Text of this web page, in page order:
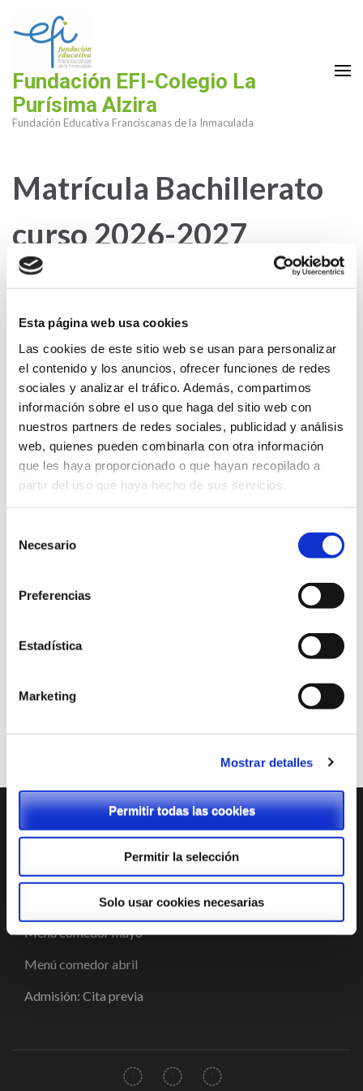
Esta página web usa cookies
Las cookies de este sitio web se usan para personalizar
el contenido y los anuncios, ofrecer funciones de redes
sociales y analizar el tráfico. Además, compartimos
información sobre el uso que haga del sitio web con
nuestros partners de redes sociales, publicidad y análisis
web, quienes pueden combinarla con otra información
que les haya proporcionado o que hayan recopilado a
partir del uso que haya hecho de sus servicios.
Necesario
Preferencias
Estadística
Marketing
Mostrar detalles
Permitir todas las cookies
Permitir la selección
Solo usar cookies necesarias
contenido
(presiona
tecla
Fundación EFI-Colegio La
Purísima Alzira
Fundación Educativa Franciscanas de la Inmaculada
Matrícula Bachillerato
curso 2026-2027
(alumnos procedentes
de La Purísima)
01-Instrucciones Matrícula DESCARGA
02-Hoja matricula DESCARGA
03-Acceso Web Familia Itaca DESCARGA
DESCARGA
06-Modelo autorización intercambio información
ENTRADAS RECIENTES
Menú comedor junio
Menú comedor mayo
Menú comedor abril
Admisión: Cita previa